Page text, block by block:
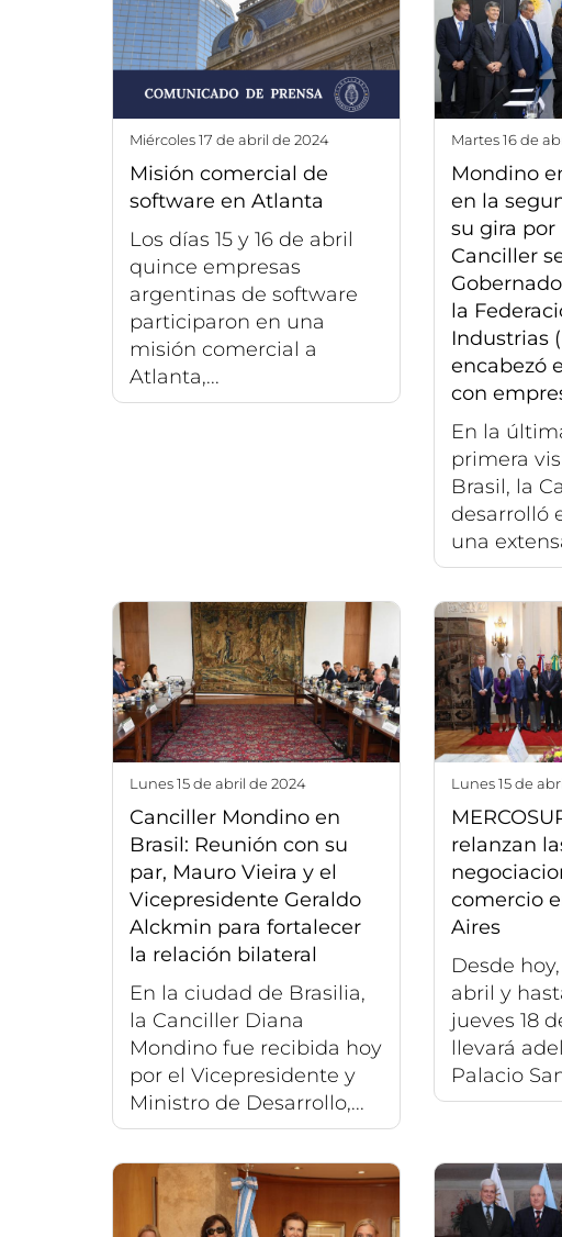
miércoles 17 de abril de 2024
Misión comercial de
software en Atlanta
Los días 15 y 16 de abril
quince empresas
argentinas de software
participaron en una
misión comercial a
Atlanta,...
martes 16 de
Mondino
en la
su gira por
Canciller
la
Industrias
encabezó
con
En la
primera
Brasil, la
desarrolló
una
lunes 15 de abril de 2024
Canciller Mondino en
Brasil: Reunión con su
par, Mauro Vieira y el
Vicepresidente Geraldo
Alckmin para fortalecer
la relación bilateral
En la ciudad de Brasilia,
la Canciller Diana
Mondino fue recibida hoy
por el Vicepresidente y
Ministro de Desarrollo,...
lunes 15 de
relanzan
comercio
Aires
Desde
abril y
jueves 18
llevará
Palacio